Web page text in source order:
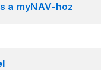
a myNAV-hoz